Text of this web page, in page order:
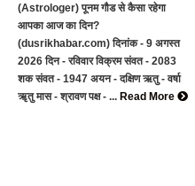
(Astrologer) पूनम गौड से कैसा रहेगा
आपका आज का दिन?
(dusrikhabar.com) दिनांक - 9 अगस्त
2026 दिन - रविवार विक्रम संवत - 2083
शक संवत - 1947 अयन - दक्षिण ऋतु - वर्षा
ॠतु मास - श्रावण पक्ष - ... Read More